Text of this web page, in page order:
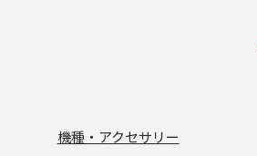
機種・アクセサリー